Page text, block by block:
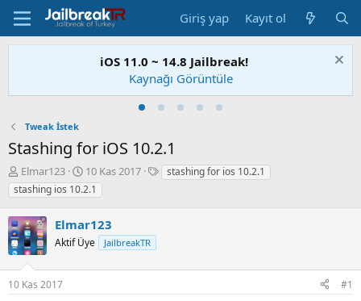
Giriş yap Kayıt ol
iOS 11.0 ~ 14.8 Jailbreak!
Kaynağı Görüntüle
Tweak İstek
Stashing for iOS 10.2.1
K
o
n
u
S
a
h
i
b
Elmar123
B
a
ş
a
n
ı
10 Kas 2017
E
e
stashing for ios 10.2.1
stashing ios 10.2.1
Elmar123
Aktif Üye JailbreakTR
10 Kas 2017 #1